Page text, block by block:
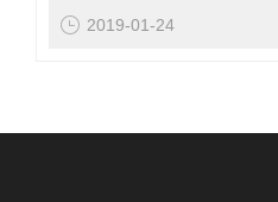
2019-01-24